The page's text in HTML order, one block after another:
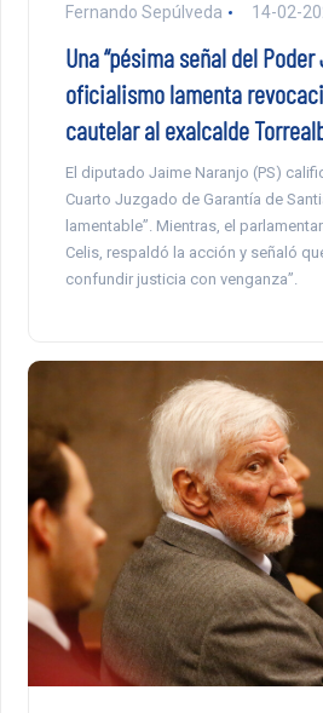
Fernando Sepúlveda 14-02-
Una “pésima señal del
oficialismo lamenta
cautelar al exalcalde
El diputado Jaime Naranjo (PS)
Cuarto Juzgado de Garantía de
lamentable”. Mientras, el
Celis, respaldó la acción y señaló
confundir justicia con venganza”.